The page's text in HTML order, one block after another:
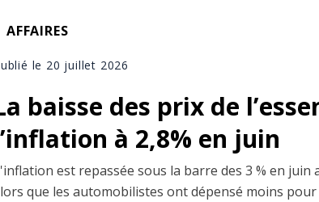
AFFAIRES
le 20 juillet 2026
baisse des prix de
à 2,8% en juin
est repassée sous la barre des 3 % en juin
que les automobilistes ont dépensé moins pour